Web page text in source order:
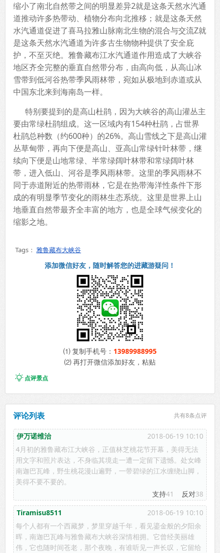
缩小了南北自然带之间的明显差异2就是这条天然水汽通
道推动许多热带动、植物分布向北推移；就是这条天然
水汽通道促进了喜马拉雅山脉南北生物的混合与交流Z就
是这条天然水汽通道为许多古生物物种提供了安全庇
护，不至灭绝。雅鲁藏布江水汽通道作用造成了大峡谷
地区齐全完整的垂直自然带分布，由高向低，从高山冰
雪带到低河谷热带季风雨林带，宛如从极地到赤道或从
中国东北来到海南岛一样。
特别要提到的是高山杜鹃，因为大峡谷的高山灌丛主
要由常绿杜鹃组成。这一区域内有154种杜鹃，占世界
杜鹃总种数（约600种）的26%。高山雪线之下是高山灌
丛草甸带，再向下便是高山、亚高山常绿针叶林带，继
续向下便是山地常绿、半常绿阔叶林带和常绿阔叶林
带，进入低山、河谷是季风雨林带。这里的季风雨林不
同于赤道附近的热带雨林，它是在热带海洋性条件下形
成的有明显季节变化的雨林生态系统。这里是世界上山
地垂直自然带最齐全丰富的地方，也是全球气候变化的
缩影之地。
Tags： 雅鲁藏布大峡谷
添加微信好友，随时解答您的进藏游疑问！
⑴ 复制手机号： 13989988995
⑵ 再打开微信添加好友，粘贴
点评景点
评论列表 共有8条点评
伊万诺维治
2018-06-19 10:10
4月初的雅鲁藏布江大峡谷，正值林芝桃花节开幕，美得无法
用文字和照片表达，不身临其境走一遭一定留下遗憾。处女峰
南迦巴瓦峰，野生桃花漫山遍野，一带碧绿的江水缠绕山脚，
美得不要不要的。
支持41 反对38
Tiramisu8511
2018-06-19 10:10
每个人都有一个西藏梦，梦里穿越千年，看见鎏金般的夕阳余
晖，南迦巴瓦峰与雅鲁藏布大峡谷深情相拥。它曾经美丽雄
伟，它也随时间苍老，那个夜晚，有谁听见一声长叹，它留给